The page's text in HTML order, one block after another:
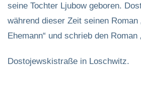
seine Tochter Ljubow geboren.
während dieser Zeit seinen Roman
Ehemann“ und schrieb den Roman
Dostojewskistraße in Loschwitz.